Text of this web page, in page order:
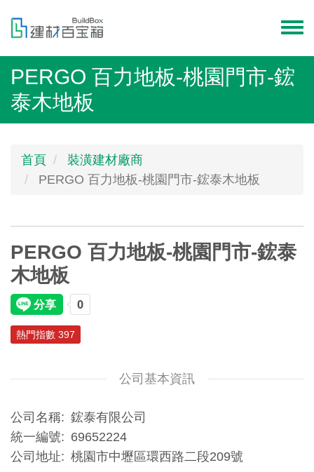
內
容
menu
PERGO 百力地板-桃園門市-鋐
泰木地板
首頁
裝潢建材廠商
PERGO 百力地板-桃園門市-鋐泰木地板
PERGO 百力地板-桃園門市-鋐泰
木地板
熱門指數 397
公司基本資訊
公司名稱
鋐泰有限公司
統一編號
69652224
公司地址
桃園市中壢區環西路二段209號⁣